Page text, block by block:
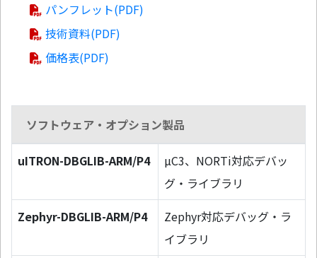
パンフレット(PDF)
技術資料(PDF)
価格表(PDF)
ソフトウェア・オプション製品
uITRON-DBGLIB-ARM/P4
µC3、NORTi対応デバッ
グ・ライブラリ
Zephyr-DBGLIB-ARM/P4
Zephyr対応デバッグ・ラ
イブラリ